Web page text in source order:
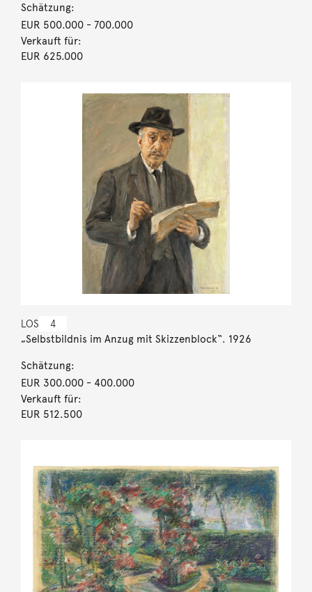
Schätzung:
EUR 500.000- 700.000
Verkauft für:
EUR 625.000
LOS 4
„Selbstbildnis im Anzug mit Skizzenblock“. 1926
Schätzung:
EUR 300.000- 400.000
Verkauft für:
EUR 512.500